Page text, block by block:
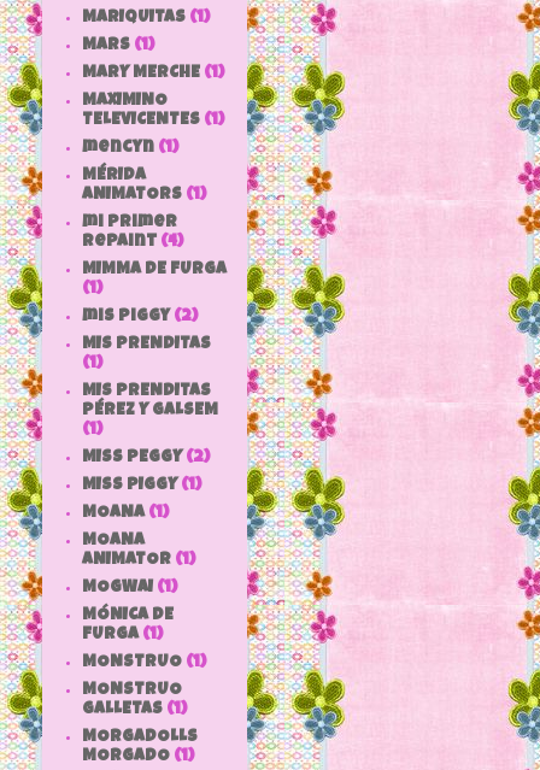
MARIQUITAS (1)
MARS (1)
MARY MERCHE (1)
MAXIMINO
TELEVICENTES (1)
mencyn (1)
MÉRIDA
ANIMATORS (1)
mi primer
repaint (4)
MIMMA DE FURGA
(1)
mis piggy (2)
MIS PRENDITAS
(1)
MIS PRENDITAS
PÉREZ Y GALSEM
(1)
MISS PEGGY (2)
MISS PIGGY (1)
MOANA (1)
MOANA
ANIMATOR (1)
MOGWAI (1)
MÓNICA DE
FURGA (1)
MONSTRUO (1)
MONSTRUO
GALLETAS (1)
MORGADOLLS
MORGADO (1)